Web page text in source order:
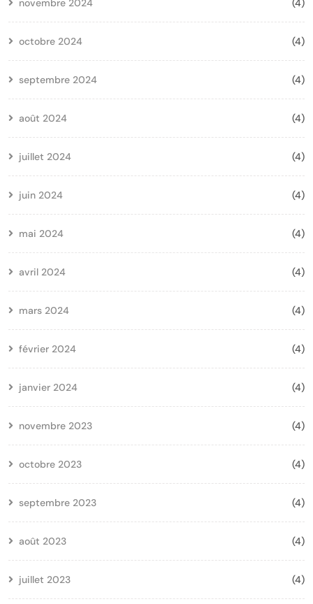
novembre 2024 (4)
octobre 2024 (4)
septembre 2024 (4)
août 2024 (4)
juillet 2024 (4)
juin 2024 (4)
mai 2024 (4)
avril 2024 (4)
mars 2024 (4)
février 2024 (4)
janvier 2024 (4)
novembre 2023 (4)
octobre 2023 (4)
septembre 2023 (4)
août 2023 (4)
juillet 2023 (4)